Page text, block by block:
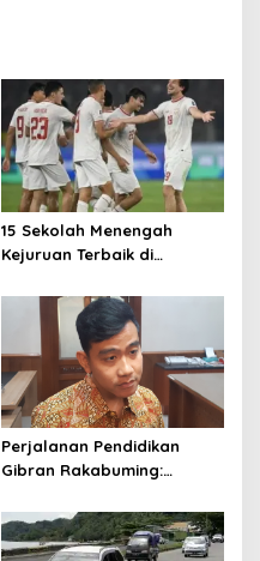
15 Sekolah Menengah
Kejuruan Terbaik di
Hasil Ujian Tulis Berbasis
Komputer
Perjalanan Pendidikan
Gibran Rakabuming: